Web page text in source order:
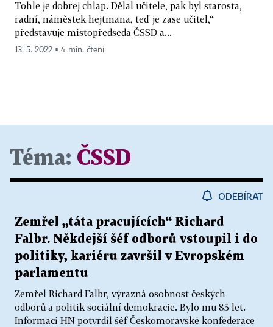
Tohle je dobrej chlap. Dělal učitele, pak byl starosta,
radní, náměstek hejtmana, teď je zase učitel,“
představuje místopředseda ČSSD a...
13. 5. 2022 ▪ 4 min. čtení
Téma: ČSSD
ODEBÍRAT
Zemřel „táta pracujících“ Richard
Falbr. Někdejší šéf odborů vstoupil i do
politiky, kariéru završil v Evropském
parlamentu
Zemřel Richard Falbr, výrazná osobnost českých
odborů a politik sociální demokracie. Bylo mu 85 let.
Informaci HN potvrdil šéf Českomoravské konfederace